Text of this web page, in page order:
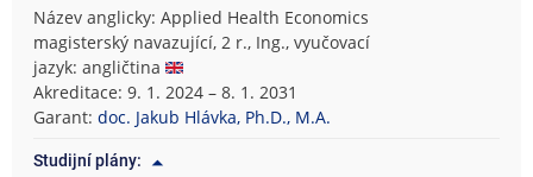
Název anglicky: Applied Health Economics
magisterský navazující, 2 r., Ing., vyučovací
jazyk: angličtina
Akreditace: 9. 1. 2024 – 8. 1. 2031
Garant:doc. Jakub Hlávka, Ph.D., M.A.
Studijní plány: